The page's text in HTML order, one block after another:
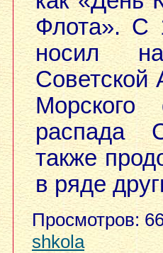
Флота». С
носил
Советской
распада
также
в ряде
Просмотров:
shkola